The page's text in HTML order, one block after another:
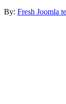
By: Fresh Joomla